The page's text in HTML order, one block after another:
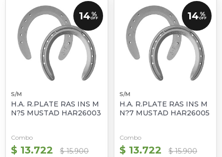
14 %
OFF
S/M
H.A. R.PLATE RAS INS M
N?5 MUSTAD HAR26003
Combo
$ 13.722 $ 15.900
14 %
OFF
S/M
H.A. R.PLATE RAS INS M
N?7 MUSTAD HAR26005
Combo
$ 13.722 $ 15.900